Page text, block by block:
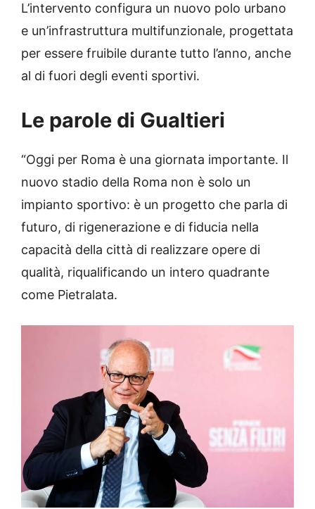
L’intervento configura un nuovo polo urbano
e un’infrastruttura multifunzionale, progettata
per essere fruibile durante tutto l’anno, anche
al di fuori degli eventi sportivi.
Le parole di Gualtieri
“Oggi per Roma è una giornata importante. Il
nuovo stadio della Roma non è solo un
impianto sportivo: è un progetto che parla di
futuro, di rigenerazione e di fiducia nella
capacità della città di realizzare opere di
qualità, riqualificando un intero quadrante
come Pietralata.